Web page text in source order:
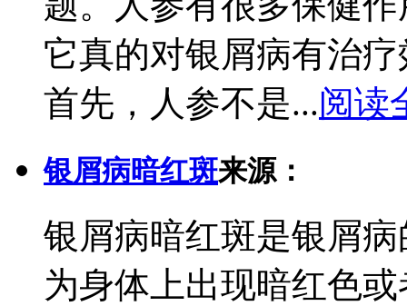
它真的对银屑病有治
首先，人参不是...阅读
银屑病暗红斑来源：
银屑病暗红斑是银屑
为身体上出现暗红色